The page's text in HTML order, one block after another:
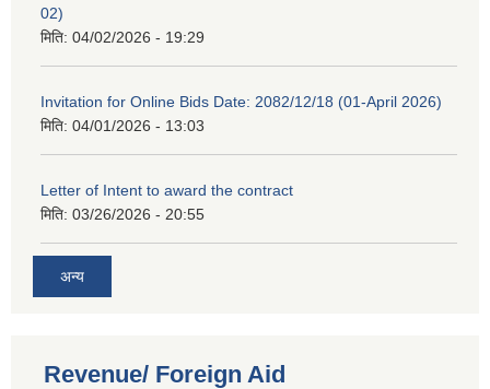
02)
मिति: 04/02/2026 - 19:29
Invitation for Online Bids Date: 2082/12/18 (01-April 2026)
मिति: 04/01/2026 - 13:03
Letter of Intent to award the contract
मिति: 03/26/2026 - 20:55
अन्य
Revenue/ Foreign Aid